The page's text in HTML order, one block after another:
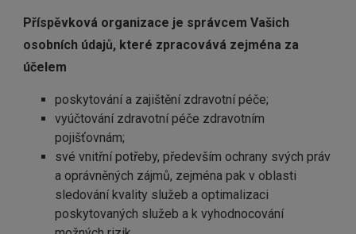
Příspěvková organizace je správcem Vašich
osobních údajů, které zpracovává zejména za
účelem
poskytování a zajištění zdravotní péče;
vyúčtování zdravotní péče zdravotním
pojišťovnám;
své vnitřní potřeby, především ochrany svých práv
a oprávněných zájmů, zejména pak v oblasti
sledování kvality služeb a optimalizaci
poskytovaných služeb a k vyhodnocování